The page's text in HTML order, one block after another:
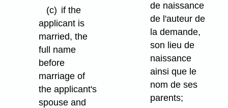
(c) if the
applicant is
married, the
full name
before
marriage of
the applicant's
spouse and
de naissance
de l'auteur de
la demande,
son lieu de
naissance
ainsi que le
nom de ses
parents;